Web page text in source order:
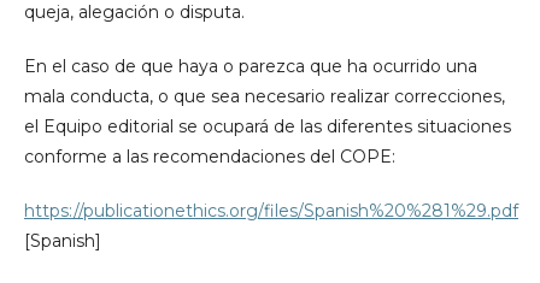
queja, alegación o disputa.
En el caso de que haya o parezca que ha ocurrido una
mala conducta, o que sea necesario realizar correcciones,
el Equipo editorial se ocupará de las diferentes situaciones
conforme a las recomendaciones del COPE:
https://publicationethics.org/files/Spanish%20%281%29.pdf
[Spanish]